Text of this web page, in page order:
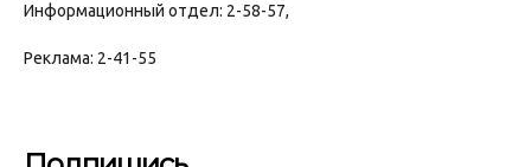
Информационный отдел: 2-58-57,
Реклама: 2-41-55